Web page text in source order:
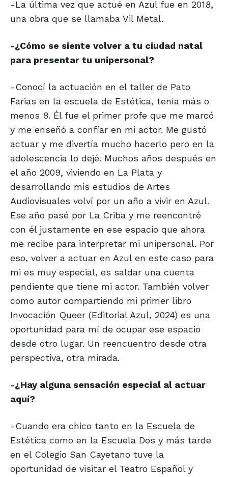
-La última vez que actué en Azul fue en 2018,
una obra que se llamaba Vil Metal.
-¿Cómo se siente volver a tu ciudad natal
para presentar tu unipersonal?
-Conocí la actuación en el taller de Pato
Farias en la escuela de Estética, tenía más o
menos 8. Él fue el primer profe que me marcó
y me enseñó a confiar en mi actor. Me gustó
actuar y me divertía mucho hacerlo pero en la
adolescencia lo dejé. Muchos años después en
el año 2009, viviendo en La Plata y
desarrollando mis estudios de Artes
Audiovisuales volví por un año a vivir en Azul.
Ese año pasé por La Criba y me reencontré
con él justamente en ese espacio que ahora
me recibe para interpretar mi unipersonal. Por
eso, volver a actuar en Azul en este caso para
mi es muy especial, es saldar una cuenta
pendiente que tiene mi actor. También volver
como autor compartiendo mi primer libro
Invocación Queer (Editorial Azul, 2024) es una
oportunidad para mí de ocupar ese espacio
desde otro lugar. Un reencuentro desde otra
perspectiva, otra mirada.
-¿Hay alguna sensación especial al actuar
aquí?
-Cuando era chico tanto en la Escuela de
Estética como en la Escuela Dos y más tarde
en el Colegio San Cayetano tuve la
oportunidad de visitar el Teatro Español y